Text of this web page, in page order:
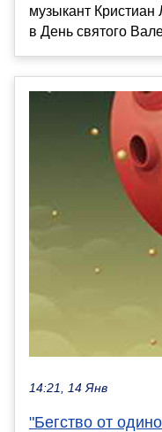
музыкант
в День святого
14:21, 14 Янв
"Бегство от